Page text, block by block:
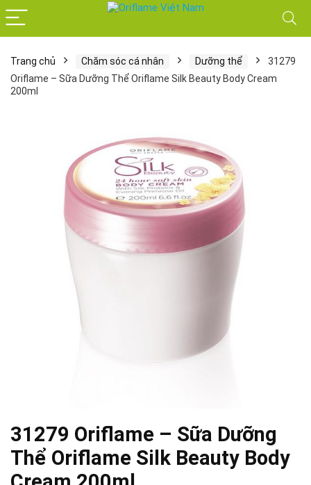
Trang chủ Chăm sóc cá nhân Dưỡng thể
31279
Oriflame – Sữa Dưỡng Thể Oriflame Silk Beauty Body Cream
200ml
31279 Oriflame – Sữa Dưỡng
Thể Oriflame Silk Beauty Body